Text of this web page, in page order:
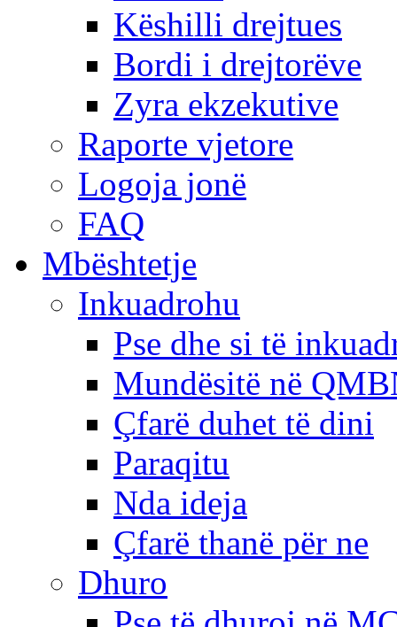
Këshilli drejtues
Bordi i drejtorëve
Zyra ekzekutive
Raporte vjetore
Logoja jonë
FAQ
Mbështetje
Inkuadrohu
Pse dhe si të
Mundësitë në
Çfarë duhet të dini
Paraqitu
Nda ideja
Çfarë thanë për ne
Dhuro